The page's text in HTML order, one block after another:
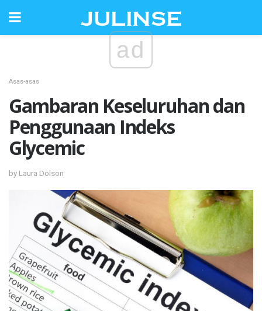
ad
Asas-asas
Gambaran Keseluruhan dan
Penggunaan Indeks
Glycemic
by Laura Dolson